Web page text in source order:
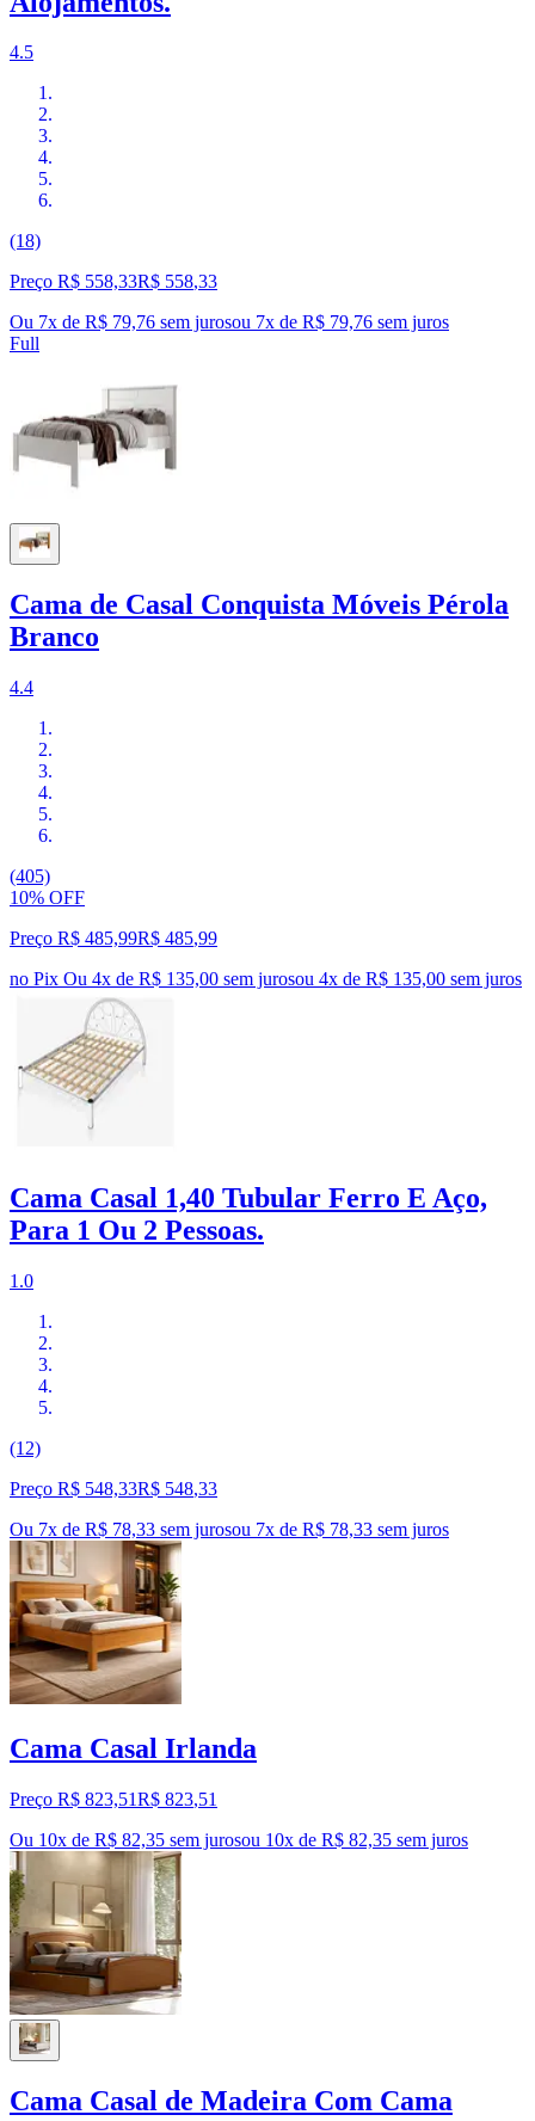
4.5
(18)
Preço R$ 558,33R$ 558,33
Ou 7x de R$ 79,76 sem jurosou 7x de R$ 79,76 sem juros
Full
Cama de Casal Conquista Móveis Pérola
Branco
4.4
(405)
10% OFF
Preço R$ 485,99R$ 485,99
no Pix Ou 4x de R$ 135,00 sem jurosou 4x de R$ 135,00 sem juros
Cama Casal 1,40 Tubular Ferro E Aço,
Para 1 Ou 2 Pessoas.
1.0
(12)
Preço R$ 548,33R$ 548,33
Ou 7x de R$ 78,33 sem jurosou 7x de R$ 78,33 sem juros
Cama Casal Irlanda
Preço R$ 823,51R$ 823,51
Ou 10x de R$ 82,35 sem jurosou 10x de R$ 82,35 sem juros
Cama Casal de Madeira Com Cama